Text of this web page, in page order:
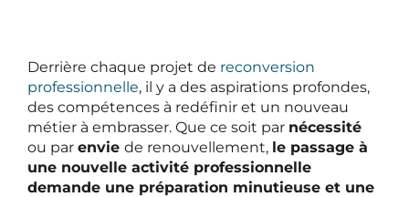
Derrière chaque projet de reconversion
professionnelle, il y a des aspirations profondes,
des compétences à redéfinir et un nouveau
métier à embrasser. Que ce soit par nécessité
ou par envie de renouvellement, le passage à
une nouvelle activité professionnelle
demande une préparation minutieuse et une